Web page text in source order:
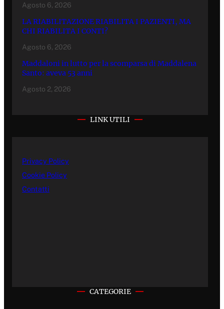
Agosto 6, 2026
LA RIABILITAZIONE RIABILITA I PAZIENTI, MA
CHI RIABILITA I CONTI?
Agosto 6, 2026
Maddaloni in lutto per la scomparsa di Maddalena
Santo: aveva 53 anni
Agosto 2, 2026
LINK UTILI
Privacy Policy
Cookie Policy
Contatti
CATEGORIE